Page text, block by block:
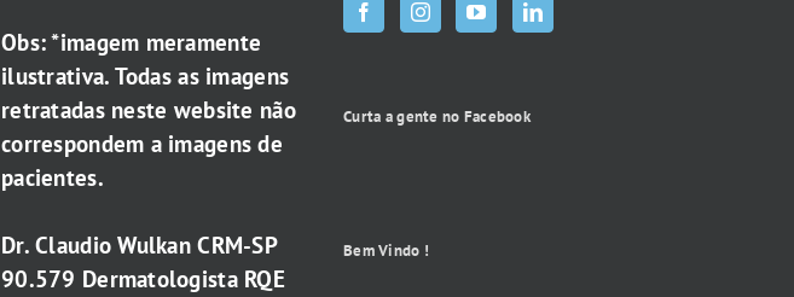
Obs: *imagem meramente
ilustrativa. Todas as imagens
retratadas neste website não
correspondem a imagens de
pacientes.
Dr. Claudio Wulkan CRM-SP
90.579 Dermatologista RQE
Curta a gente no Facebook
Bem Vindo !